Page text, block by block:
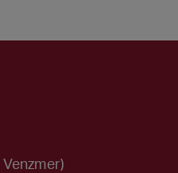
Venzmer)